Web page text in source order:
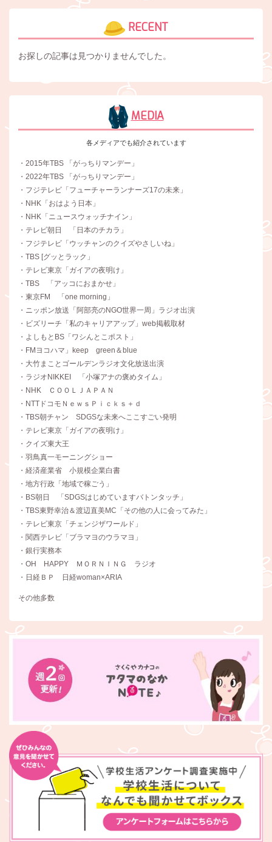
RECENT
お探しの記事は見つかりませんでした。
MEDIA
各メディアでも紹介されています
・2015年TBS 「がっちりマンデー」
・2022年TBS 「がっちりマンデー」
・フジテレビ「フューチャーランナーズ17の未来」
・NHK「おはよう日本」
・NHK「ニュースウォッチナイン」
・テレビ朝日 「日本のチカラ」
・フジテレビ「ウッチャンのクイズやさしいね」
・TBS [グッとラック」
・テレビ東京「ガイアの夜明け」
・TBS 「アッコにおまかせ」
・東京FM 「one morning」
・ニッポン放送「阿部亮のNGO世界一周」ラジオ出演
・ビズリーチ「私のキャリアアップ」web掲載取材
・よしもとBS「ワシんとこポスト」
・FMヨコハマ」keep green＆blue
・大竹まことゴールデンラジオ文化放送出演
・ラジオNIKKEI 「小塚アナの褒めタイム」
・NHK ＣＯＯＬＪＡＰＡＮ
・NTTドコモＮｅｗｓＰｉｃｋｓ＋ｄ
・TBS朝チャン SDGSな未来へここすごい発明
・テレビ東京「ガイアの夜明け」
・クイズ東大王
・羽鳥真一モーニングショー
・経済産業省 小規模企業白書
・地方行政「地域で稼ごう」
・BS朝日 「SDGSはじめていますバトンタッチ」
・TBS東野幸治＆渡辺直美MC「その他の人に会ってみた」
・テレビ東京「チェンジザワールド」
・関西テレビ「ブラマヨのウラマヨ」
・銀行実務本
・OH HAPPY ＭＯＲＮＩＮＧ ラジオ
・日経ＢＰ 日経woman×ARIA
その他多数